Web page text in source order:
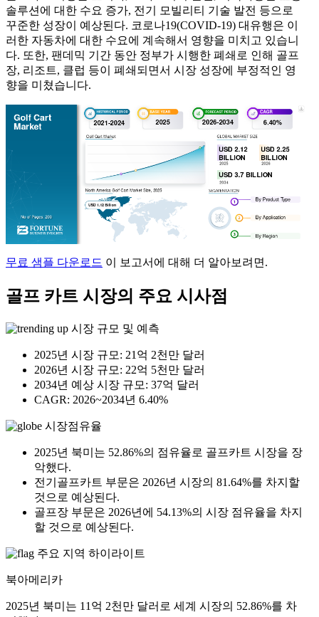
솔루션에 대한 수요 증가, 전기 모빌리티 기술 발전 등으로
꾸준한 성장이 예상된다. 코로나19(COVID-19) 대유행은 이
러한 자동차에 대한 수요에 계속해서 영향을 미치고 있습니
다. 또한, 팬데믹 기간 동안 정부가 시행한 폐쇄로 인해 골프
장, 리조트, 클럽 등이 폐쇄되면서 시장 성장에 부정적인 영
향을 미쳤습니다.
무료 샘플 다운로드 이 보고서에 대해 더 알아보려면.
골프 카트 시장의 주요 시사점
시장 규모 및 예측
2025년 시장 규모: 21억 2천만 달러
2026년 시장 규모: 22억 5천만 달러
2034년 예상 시장 규모: 37억 달러
CAGR: 2026~2034년 6.40%
시장점유율
2025년 북미는 52.86%의 점유율로 골프카트 시장을 장
악했다.
전기골프카트 부문은 2026년 시장의 81.64%를 차지할
것으로 예상된다.
골프장 부문은 2026년에 54.13%의 시장 점유율을 차지
할 것으로 예상된다.
주요 지역 하이라이트
북아메리카
2025년 북미는 11억 2천만 달러로 세계 시장의 52.86%를 차